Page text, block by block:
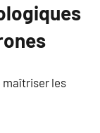
maîtriser les